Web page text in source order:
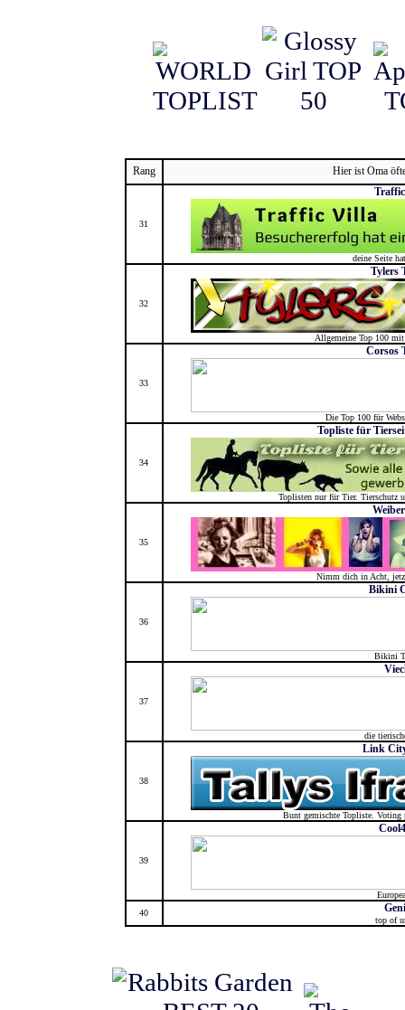
Rang Hier ist Oma
31
deine Seite
32
Tylers
Allgemeine Top 100 mit
33
Corsos
Die Top 100 für
34
Topliste für
Toplisten nur für Tier. Tierschutz
35
Nimm dich in Acht,
36
Bikini
Bikini
37
die
38
Link
Bunt gemischte Topliste.
39
40
top of